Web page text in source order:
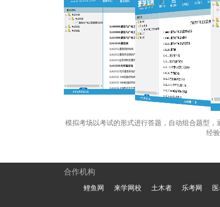
模拟考场以考试的形式进行答题，自动组合题型
经
合作机构
鲤鱼网 来学网校 土木者 乐考网